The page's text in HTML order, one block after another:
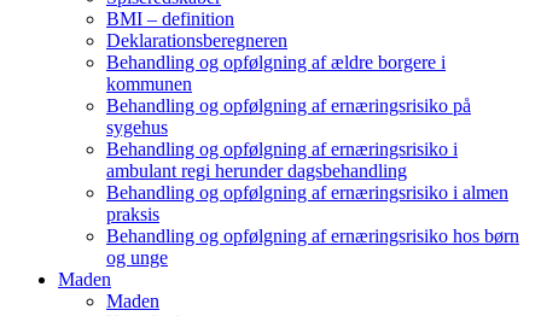
BMI – definition
Deklarationsberegneren
Behandling og opfølgning af ældre borgere i
kommunen
Behandling og opfølgning af ernæringsrisiko på
sygehus
Behandling og opfølgning af ernæringsrisiko i
ambulant regi herunder dagsbehandling
Behandling og opfølgning af ernæringsrisiko i almen
praksis
Behandling og opfølgning af ernæringsrisiko hos børn
og unge
Maden
Maden